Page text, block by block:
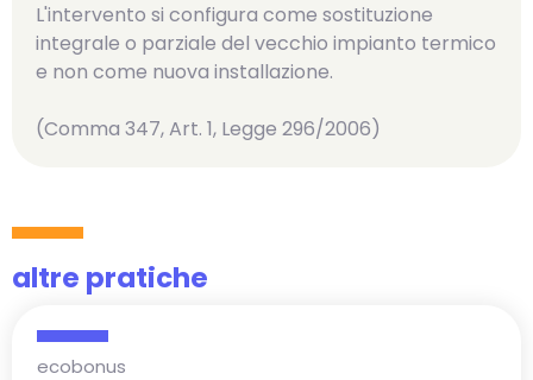
L'intervento si configura come sostituzione
integrale o parziale del vecchio impianto termico
e non come nuova installazione.
(Comma 347, Art. 1, Legge 296/2006)
altre pratiche
ecobonus